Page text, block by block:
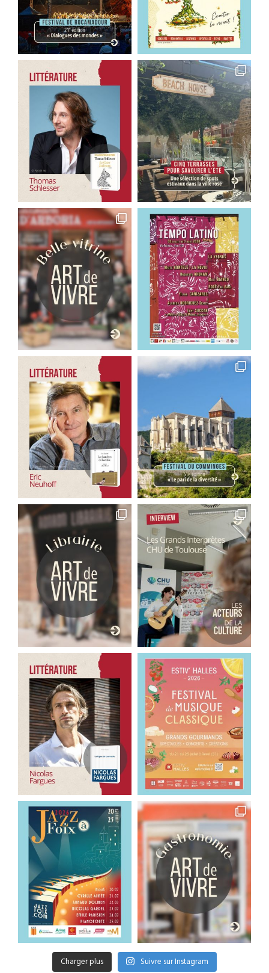
Charger plus Suivre sur Instagram